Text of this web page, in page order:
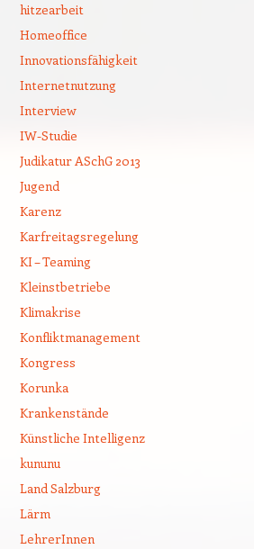
hitzearbeit
Homeoffice
Innovationsfähigkeit
Internetnutzung
Interview
IW-Studie
Judikatur ASchG 2013
Jugend
Karenz
Karfreitagsregelung
KI – Teaming
Kleinstbetriebe
Klimakrise
Konfliktmanagement
Kongress
Korunka
Krankenstände
Künstliche Intelligenz
kununu
Land Salzburg
Lärm
LehrerInnen